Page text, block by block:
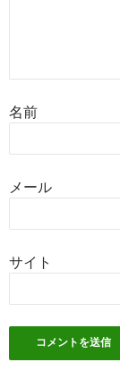
名前
メール
サイト